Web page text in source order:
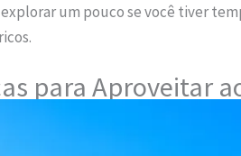
um pouco se você tiver
para Aproveitar